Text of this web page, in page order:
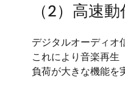
（2）高速
デジタルオーディオ
これにより音楽再
負荷が大きな機能を